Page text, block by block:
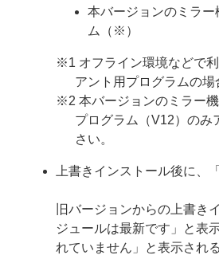
本バージョンのミラ
ム（※）
※1 オフライン環境などで利
アント用プログラムの
※2 本バージョンのミラー
プログラム（V12）のみ
さい。
上書きインストール後に、
旧バージョンからの上書き
ジュールは最新です」と表
れていません」と表示され